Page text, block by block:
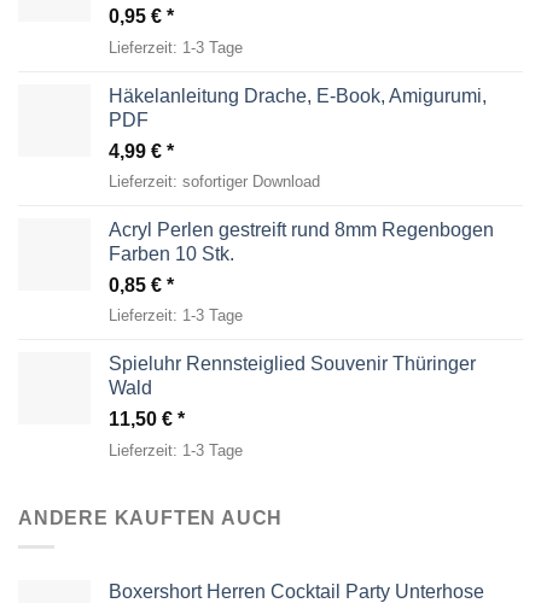
0,95 €
Lieferzeit: 1-3 Tage
Häkelanleitung Drache, E-Book, Amigurumi,
PDF
4,99 €
Lieferzeit: sofortiger Download
Acryl Perlen gestreift rund 8mm Regenbogen
Farben 10 Stk.
0,85 €
Lieferzeit: 1-3 Tage
Spieluhr Rennsteiglied Souvenir Thüringer
Wald
11,50 €
Lieferzeit: 1-3 Tage
ANDERE KAUFTEN AUCH
Boxershort Herren Cocktail Party Unterhose